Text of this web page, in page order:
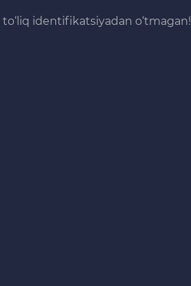
identifikatsiyadan o‘tmagan!